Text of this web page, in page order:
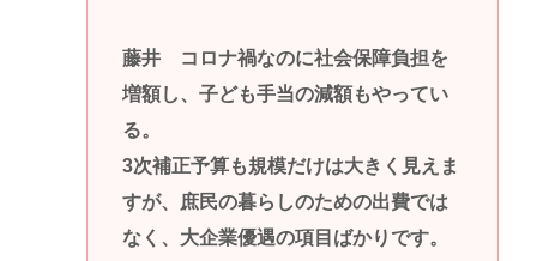
藤井 コロナ禍なのに社会保障負担を
増額し、子ども手当の減額もやってい
る。
3次補正予算も規模だけは大きく見えま
すが、庶民の暮らしのための出費では
なく、大企業優遇の項目ばかりです。